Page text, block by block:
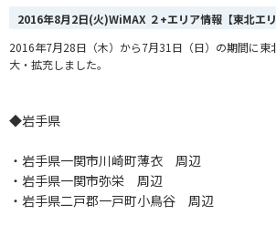
2016年8月2日(火)WiMAX ２+エリア情報【東北エリ
2016年7月28日（木）から7月31日（日）の期間に東
大・拡充しました。
◆岩手県
・岩手県一関市川崎町薄衣 周辺
・岩手県一関市弥栄 周辺
・岩手県二戸郡一戸町小鳥谷 周辺